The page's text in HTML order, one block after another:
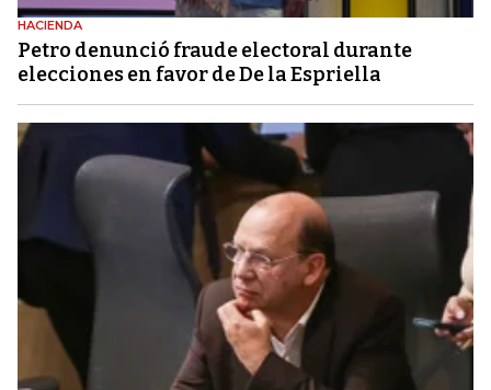
HACIENDA
Petro denunció fraude electoral durante
elecciones en favor de De la Espriella